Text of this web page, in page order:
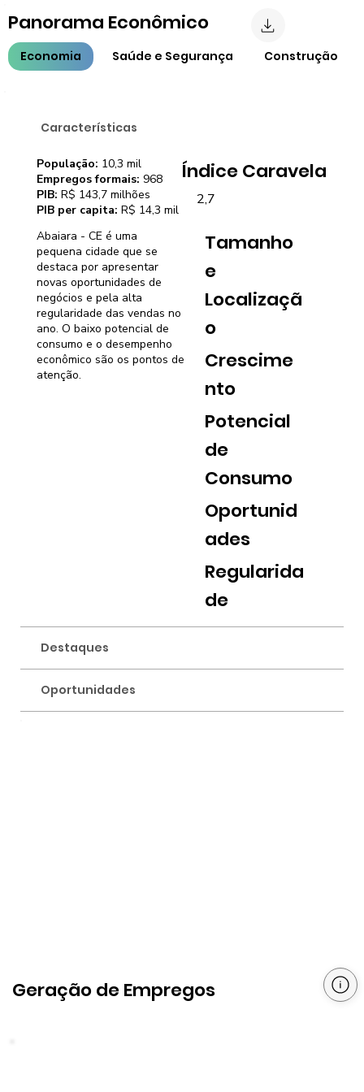
Características
Abaiara - CE é uma
pequena cidade que se
destaca por apresentar
novas oportunidades de
negócios e pela alta
regularidade das vendas no
ano. O baixo potencial de
consumo e o desempenho
econômico são os pontos de
atenção.
Índice Caravela
2,7
Tamanho
e
Localizaçã
o
Crescime
nto
Potencial
de
Consumo
Oportunid
ades
Regularida
de
População: 10,3 mil
Empregos formais: 968
PIB: R$ 143,7 milhões
PIB per capita: R$ 14,3 mil
Destaques
Oportunidades
Geração de Empregos
Economia Saúde e Segurança Construção
Panorama Econômico